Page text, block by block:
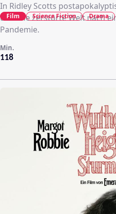
In Ridley Scotts
um eine zerstörte Welt nach
Pandemie.
118
Min.
Film Science Fiction Drama